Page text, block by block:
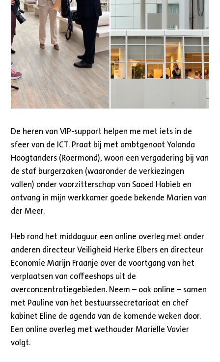
De heren van VIP-support helpen me met iets in de
sfeer van de ICT. Praat bij met ambtgenoot Yolanda
Hoogtanders (Roermond), woon een vergadering bij van
de staf burgerzaken (waaronder de verkiezingen
vallen) onder voorzitterschap van Saoed Habieb en
ontvang in mijn werkkamer goede bekende Marien van
der Meer.
Heb rond het middaguur een online overleg met onder
anderen directeur Veiligheid Herke Elbers en directeur
Economie Marijn Fraanje over de voortgang van het
verplaatsen van coffeeshops uit de
overconcentratiegebieden. Neem – ook online – samen
met Pauline van het bestuurssecretariaat en chef
kabinet Eline de agenda van de komende weken door.
Een online overleg met wethouder Mariëlle Vavier
volgt.